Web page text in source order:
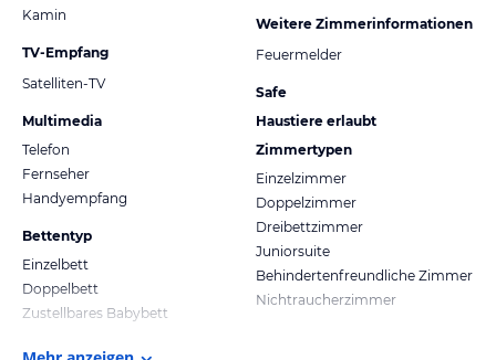
Kamin
TV-Empfang
Satelliten-TV
Multimedia
Telefon
Fernseher
Handyempfang
Bettentyp
Einzelbett
Doppelbett
Zustellbares Babybett
Weitere Zimmerinformationen
Feuermelder
Safe
Haustiere erlaubt
Zimmertypen
Einzelzimmer
Doppelzimmer
Dreibettzimmer
Juniorsuite
Behindertenfreundliche Zimmer
Nichtraucherzimmer